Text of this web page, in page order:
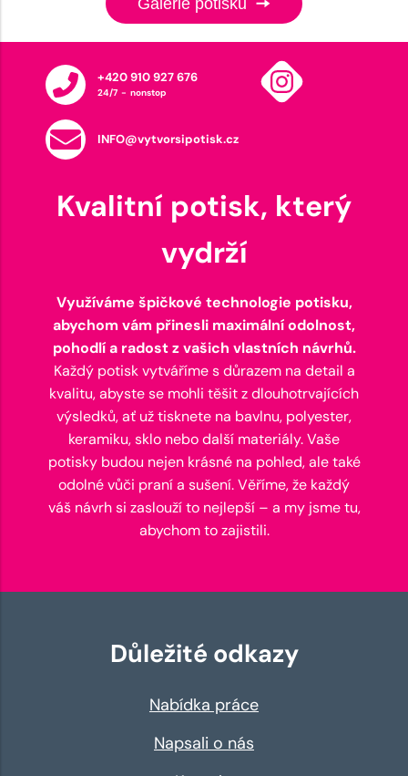
+420 910 927 676
24/7 - nonstop
INFO@vytvorsipotisk.cz
Kvalitní potisk, který
vydrží
Využíváme špičkové technologie potisku,
abychom vám přinesli maximální odolnost,
pohodlí a radost z vašich vlastních návrhů.
Každý potisk vytváříme s důrazem na detail a
kvalitu, abyste se mohli těšit z dlouhotrvajících
výsledků, ať už tisknete na bavlnu, polyester,
keramiku, sklo nebo další materiály. Vaše
potisky budou nejen krásné na pohled, ale také
odolné vůči praní a sušení. Věříme, že každý
váš návrh si zaslouží to nejlepší – a my jsme tu,
abychom to zajistili.
Důležité odkazy
Nabídka práce
Napsali o nás